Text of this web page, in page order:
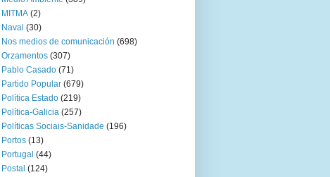
MITMA (2)
Naval (30)
Nos medios de comunicación (698)
Orzamentos (307)
Pablo Casado (71)
Partido Popular (679)
Política Estado (219)
Política-Galicia (257)
Políticas Sociais-Sanidade (196)
Portos (13)
Portugal (44)
Postal (124)